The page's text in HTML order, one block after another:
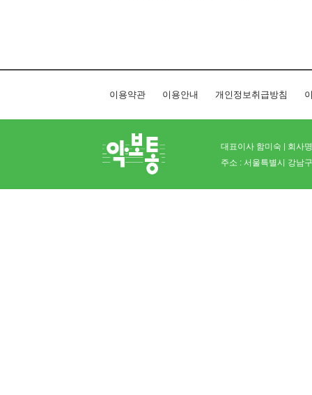
이용약관 이용안내 개인정보취급방침
대표이사 함미숙 | 회사
주소 : 서울특별시 강남